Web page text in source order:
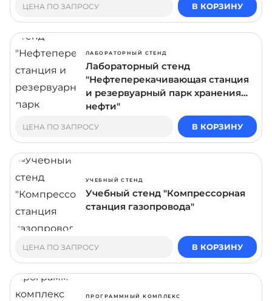
ЦЕНА ПО ЗАПРОСУ В КОРЗИНУ
ЛАБОРАТОРНЫЙ СТЕНД
Лабораторный стенд
"Нефтеперекачивающая станция
и резервуарный парк хранения
нефти"
ЦЕНА ПО ЗАПРОСУ В КОРЗИНУ
УЧЕБНЫЙ СТЕНД
Учебный стенд "Компрессорная
станция газопровода"
ЦЕНА ПО ЗАПРОСУ В КОРЗИНУ
ПРОГРАММНЫЙ КОМПЛЕКС